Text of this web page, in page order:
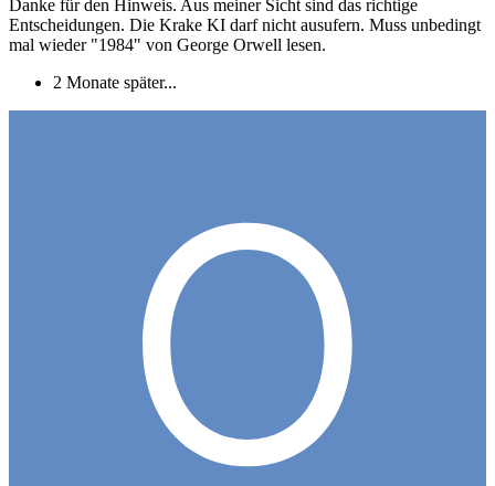
Danke für den Hinweis. Aus meiner Sicht sind das richtige
Entscheidungen. Die Krake KI darf nicht ausufern. Muss unbedingt
mal wieder "1984" von George Orwell lesen.
2 Monate später...